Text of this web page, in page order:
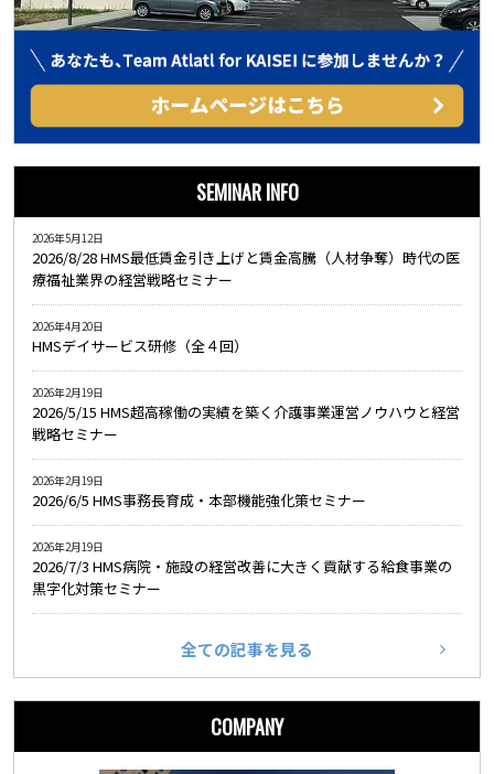
SEMINAR INFO
2026/8/28 HMS最低賃金引き上げと賃金高騰（人材争奪）時代の医
療福祉業界の経営戦略セミナー
2026年5月12日
HMSデイサービス研修（全４回）
2026年4月20日
2026/5/15 HMS超高稼働の実績を築く介護事業運営ノウハウと経営
戦略セミナー
2026年2月19日
2026/6/5 HMS事務長育成・本部機能強化策セミナー
2026年2月19日
2026/7/3 HMS病院・施設の経営改善に大きく貢献する給食事業の
黒字化対策セミナー
2026年2月19日
全ての記事を見る
COMPANY